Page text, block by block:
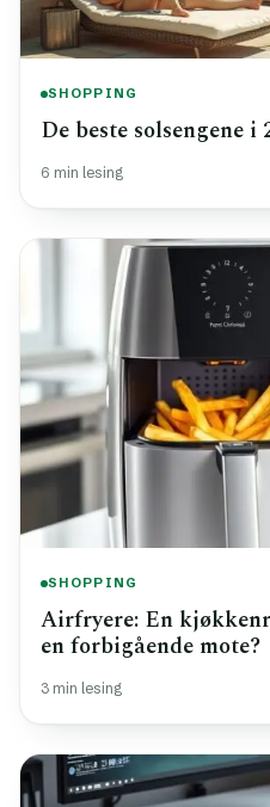
SHOPPING
De beste solsengene i
6 min lesing
SHOPPING
Airfryere: En
en forbigående mote?
3 min lesing